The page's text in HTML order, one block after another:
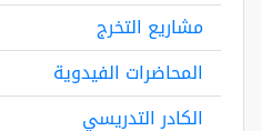
مشاريع التخرج
المحاضرات الفيدوية
الكادر التدريسي